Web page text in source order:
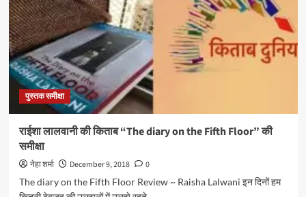
पुस्तक समीक्षा
राईशा लालवानी की किताब “The diary on the Fifth Floor” की
समीक्षा
नेहा शर्मा December 9, 2018
0
The diary on the Fifth Floor Review ~ Raisha Lalwani इन दिनों हम